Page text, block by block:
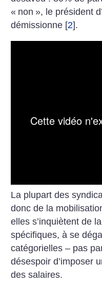
« non », le président
démissionne [2].
La plupart des
donc de la
elles s’inquiètent de
spécifiques, à se
catégorielles – pas
désespoir d’imposer
des salaires.